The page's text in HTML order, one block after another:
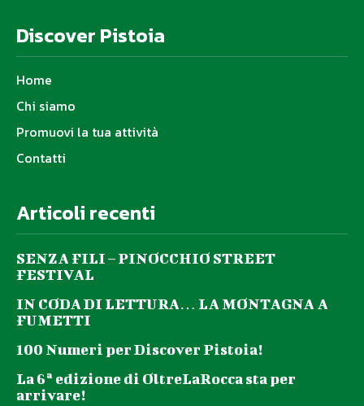
Discover Pistoia
Home
Chi siamo
Promuovi la tua attività
Contatti
Articoli recenti
SENZA FILI – PINOCCHIO STREET
FESTIVAL
IN CODA DI LETTURA… LA MONTAGNA A
FUMETTI
100 Numeri per Discover Pistoia!
La 6ª edizione di OltreLaRocca sta per
arrivare!